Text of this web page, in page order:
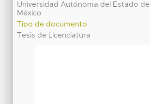
Universidad Autónoma del Estado de
México
Tipo de documento
Tesis de Licenciatura